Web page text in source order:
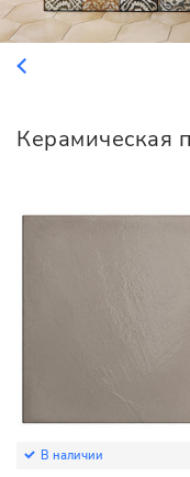
Керамическая
В наличии